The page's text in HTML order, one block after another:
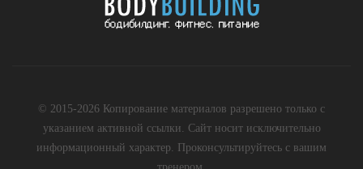
© 2015-2026 Копирование материалов разрешено только с
указанием активной ссылки. Сайт носит исключительно
информационный характер. Проконсультируйтесь с вашим